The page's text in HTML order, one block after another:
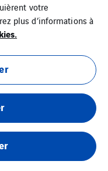
votre
plus d’informations à